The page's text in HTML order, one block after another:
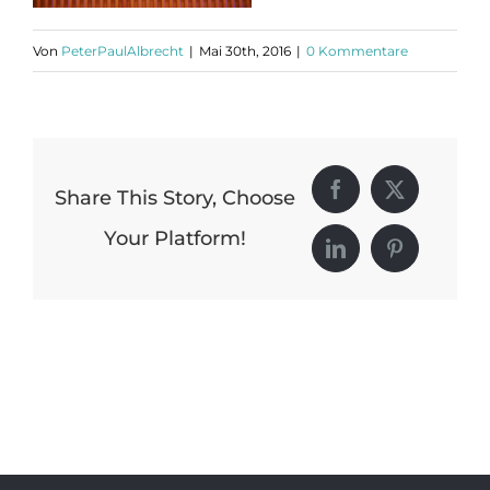
Von PeterPaulAlbrecht | Mai 30th, 2016 | 0 Kommentare
Share This Story, Choose
Your Platform!
Facebook
X
LinkedInPinterest